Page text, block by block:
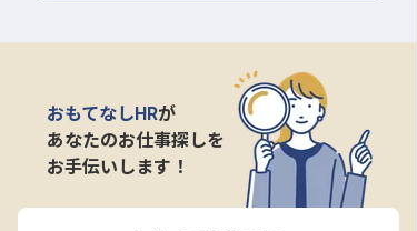
おもてなしHRが
あなたのお仕事探しを
お手伝いします！